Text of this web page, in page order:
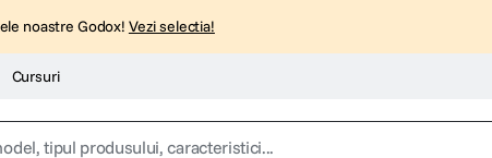
noastre Godox! Vezi selectia!
Cursuri
tipul produsului, caracteristici...